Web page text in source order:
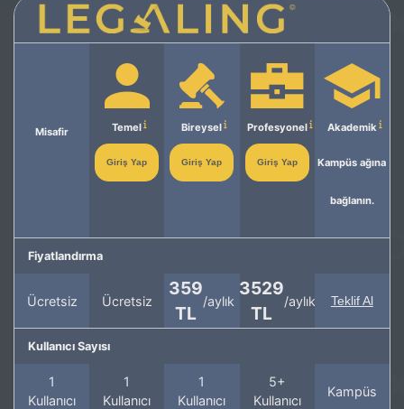
Misafir Temel
Giriş Yap
Bireysel
Giriş Yap
Profesyonel
Giriş Yap
Akademik
Kampüs ağına
bağlanın.
Fiyatlandırma
Ücretsiz Ücretsiz
359
TL
/aylık
3529
TL
/aylık Teklif Al
Kullanıcı Sayısı
1
Kullanıcı
1
Kullanıcı
1
Kullanıcı
5+
Kullanıcı
Kampüs